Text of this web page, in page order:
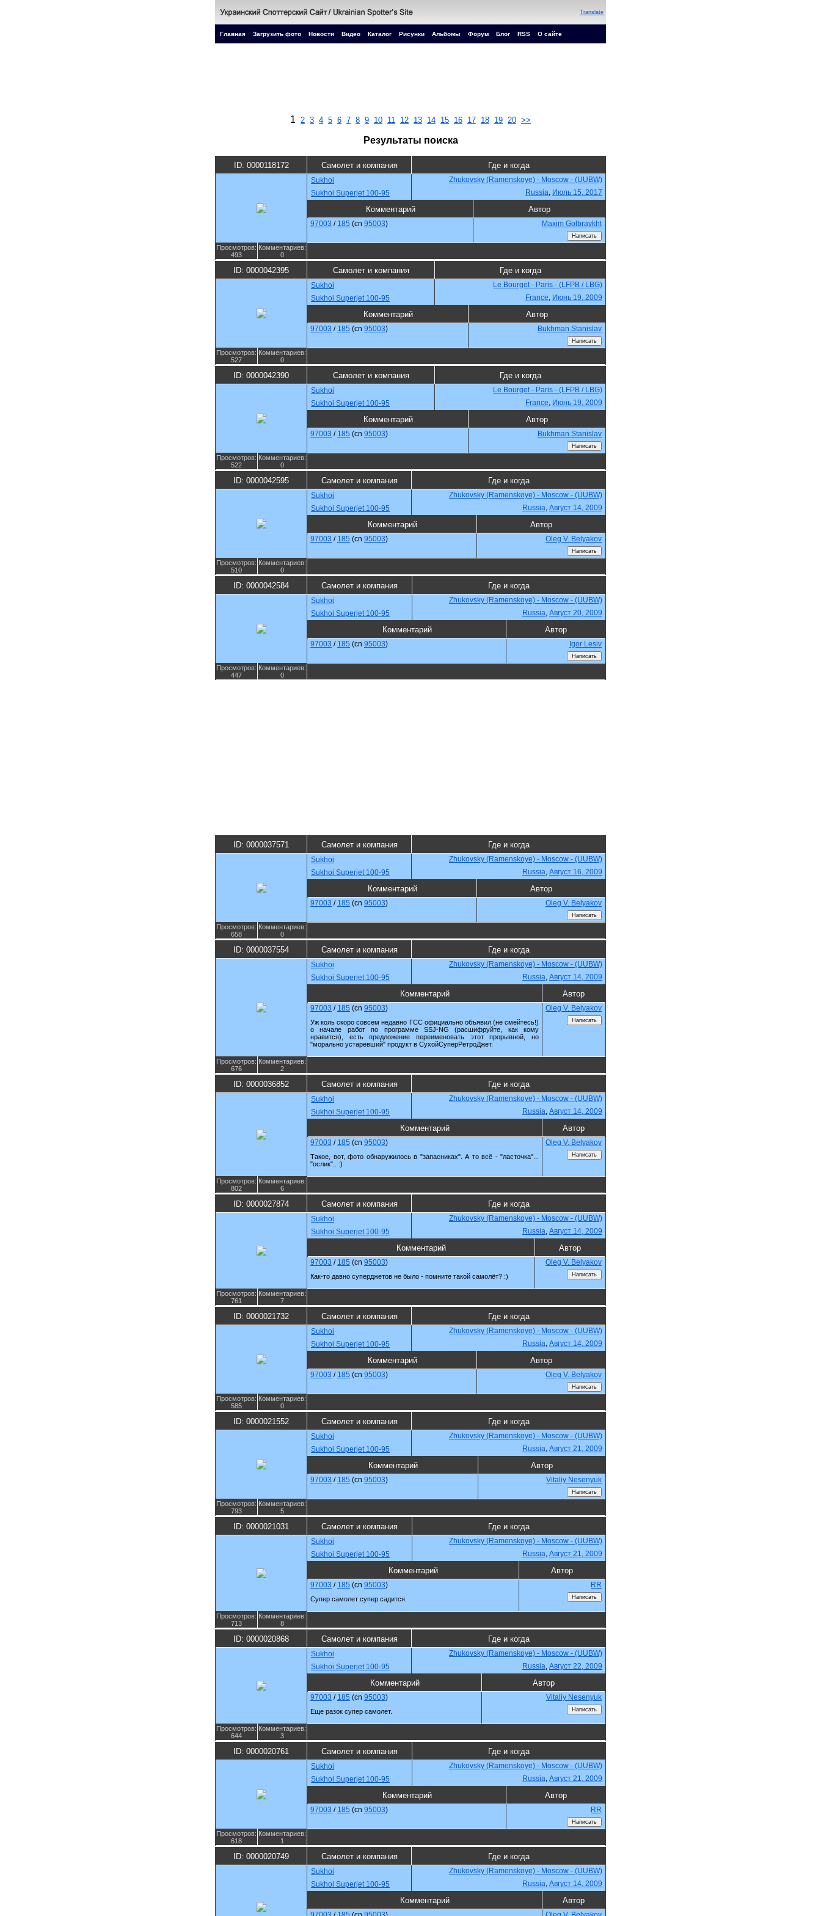
Translate
Главная Загрузить фото Новости Видео Каталог Рисунки Альбомы Форум Блог RSS О сайте
1 2 3 4 5 6 7 8 9 10 11 12 13 14 15 16 17 18 19 20 >>
Результаты поиска
ID: 0000118172 Самолет и компания Где и когда
Sukhoi
Zhukovsky (Ramenskoye) - Moscow - (UUBW)
Sukhoi Superjet 100-95
Russia, Июль 15, 2017
Комментарий Автор
97003 / 185 (cn 95003) Maxim Golbraykht
Просмотров:
493
Комментариев:
0
ID: 0000042395 Самолет и компания Где и когда
Sukhoi
Le Bourget - Paris - (LFPB / LBG)
Sukhoi Superjet 100-95
France, Июнь 19, 2009
Комментарий Автор
97003 / 185 (cn 95003) Bukhman Stanislav
Просмотров:
527
Комментариев:
0
ID: 0000042390 Самолет и компания Где и когда
Sukhoi
Le Bourget - Paris - (LFPB / LBG)
Sukhoi Superjet 100-95
France, Июнь 19, 2009
Комментарий Автор
97003 / 185 (cn 95003) Bukhman Stanislav
Просмотров:
522
Комментариев:
0
ID: 0000042595 Самолет и компания Где и когда
Sukhoi
Zhukovsky (Ramenskoye) - Moscow - (UUBW)
Sukhoi Superjet 100-95
Russia, Август 14, 2009
Комментарий Автор
97003 / 185 (cn 95003) Oleg V. Belyakov
Просмотров:
510
Комментариев:
0
ID: 0000042584 Самолет и компания Где и когда
Sukhoi
Zhukovsky (Ramenskoye) - Moscow - (UUBW)
Sukhoi Superjet 100-95
Russia, Август 20, 2009
Комментарий Автор
97003 / 185 (cn 95003) Igor Lesiv
Просмотров:
447
Комментариев:
0
ID: 0000037571 Самолет и компания Где и когда
Sukhoi
Zhukovsky (Ramenskoye) - Moscow - (UUBW)
Sukhoi Superjet 100-95
Russia, Август 16, 2009
Комментарий Автор
97003 / 185 (cn 95003) Oleg V. Belyakov
Просмотров:
658
Комментариев:
0
ID: 0000037554 Самолет и компания Где и когда
Sukhoi
Zhukovsky (Ramenskoye) - Moscow - (UUBW)
Sukhoi Superjet 100-95
Russia, Август 14, 2009
Комментарий Автор
97003 / 185 (cn 95003)
Уж коль скоро совсем недавно ГСС официально объявил (не смейтесь!)
о начале работ по программе SSJ-NG (расшифруйте, как кому
нравится), есть предложение переименовать этот прорывной, но
"морально устаревший" продукт в СухойСуперРетроДжет.
Oleg V. Belyakov
Просмотров:
676
Комментариев:
2
ID: 0000036852 Самолет и компания Где и когда
Sukhoi
Zhukovsky (Ramenskoye) - Moscow - (UUBW)
Sukhoi Superjet 100-95
Russia, Август 14, 2009
Комментарий Автор
97003 / 185 (cn 95003)
Такое, вот, фото обнаружилось в "запасниках". А то всё - "ласточка"...
"ослик".. :)
Oleg V. Belyakov
Просмотров:
802
Комментариев:
6
ID: 0000027874 Самолет и компания Где и когда
Sukhoi
Zhukovsky (Ramenskoye) - Moscow - (UUBW)
Sukhoi Superjet 100-95
Russia, Август 14, 2009
Комментарий Автор
97003 / 185 (cn 95003)
Как-то давно суперджетов не было - помните такой самолёт? :)
Oleg V. Belyakov
Просмотров:
761
Комментариев:
7
ID: 0000021732 Самолет и компания Где и когда
Sukhoi
Zhukovsky (Ramenskoye) - Moscow - (UUBW)
Sukhoi Superjet 100-95
Russia, Август 14, 2009
Комментарий Автор
97003 / 185 (cn 95003) Oleg V. Belyakov
Просмотров:
585
Комментариев:
0
ID: 0000021552 Самолет и компания Где и когда
Sukhoi
Zhukovsky (Ramenskoye) - Moscow - (UUBW)
Sukhoi Superjet 100-95
Russia, Август 21, 2009
Комментарий Автор
97003 / 185 (cn 95003) Vitaliy Nesenyuk
Просмотров:
793
Комментариев:
5
ID: 0000021031 Самолет и компания Где и когда
Sukhoi
Zhukovsky (Ramenskoye) - Moscow - (UUBW)
Sukhoi Superjet 100-95
Russia, Август 21, 2009
Комментарий Автор
97003 / 185 (cn 95003)
Супер самолет супер садится.
RR
Просмотров:
713
Комментариев:
8
ID: 0000020868 Самолет и компания Где и когда
Sukhoi
Zhukovsky (Ramenskoye) - Moscow - (UUBW)
Sukhoi Superjet 100-95
Russia, Август 22, 2009
Комментарий Автор
97003 / 185 (cn 95003)
Еще разок супер самолет.
Vitaliy Nesenyuk
Просмотров:
644
Комментариев:
3
ID: 0000020761 Самолет и компания Где и когда
Sukhoi
Zhukovsky (Ramenskoye) - Moscow - (UUBW)
Sukhoi Superjet 100-95
Russia, Август 21, 2009
Комментарий Автор
97003 / 185 (cn 95003) RR
Просмотров:
618
Комментариев:
1
ID: 0000020749 Самолет и компания Где и когда
Sukhoi
Zhukovsky (Ramenskoye) - Moscow - (UUBW)
Sukhoi Superjet 100-95
Russia, Август 14, 2009
Комментарий Автор